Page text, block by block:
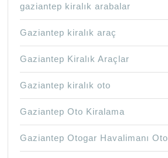
gaziantep kiralık arabalar
Gaziantep kiralık araç
Gaziantep Kiralık Araçlar
Gaziantep kiralık oto
Gaziantep Oto Kiralama
Gaziantep Otogar Havalimanı Oto